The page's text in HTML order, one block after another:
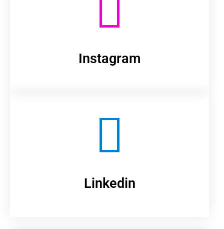
Instagram
Linkedin